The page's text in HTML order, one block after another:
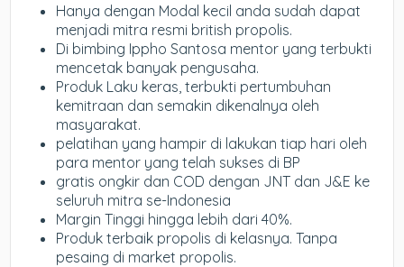
Hanya dengan Modal kecil anda sudah dapat
menjadi mitra resmi british propolis.
Di bimbing Ippho Santosa mentor yang terbukti
mencetak banyak pengusaha.
Produk Laku keras, terbukti pertumbuhan
kemitraan dan semakin dikenalnya oleh
masyarakat.
pelatihan yang hampir di lakukan tiap hari oleh
para mentor yang telah sukses di BP
gratis ongkir dan COD dengan JNT dan J&E ke
seluruh mitra se-Indonesia
Margin Tinggi hingga lebih dari 40%.
Produk terbaik propolis di kelasnya. Tanpa
pesaing di market propolis.